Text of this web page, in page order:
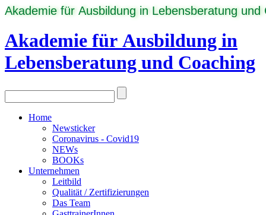
Akademie für Ausbildung in Lebensberatung und
Akademie für Ausbildung in
Lebensberatung und Coaching
Home
Newsticker
Coronavirus - Covid19
NEWs
BOOKs
Unternehmen
Leitbild
Qualität / Zertifizierungen
Das Team